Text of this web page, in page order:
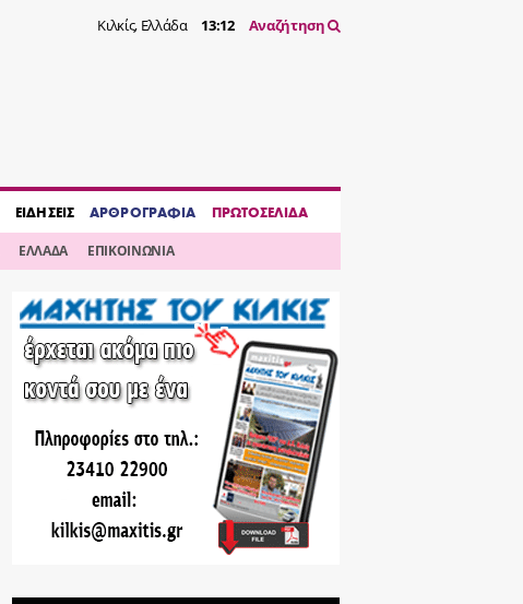
Κιλκίς, Ελλάδα 13:12 Αναζήτηση
ΕΙΔΗΣΕΙΣ ΑΡΘΡΟΓΡΑΦΙΑ ΠΡΩΤΟΣΕΛΙΔΑ
ΕΛΛΑΔΑ ΕΠΙΚΟΙΝΩΝΙΑ